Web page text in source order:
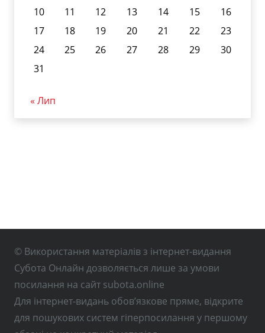
10
11 12 13 14 15
16
17
18 19 20 21 22
23
24
25 26 27 28 29
30
31
« Лип
© Використання матеріалів з інтернет-видання
Субота Онлайн дозволяється лише за умови
посилання на сайт subota.online
Для інтернет-видань обов’язкове пряме, відкрите
для пошукових систем гіперпосилання у першому